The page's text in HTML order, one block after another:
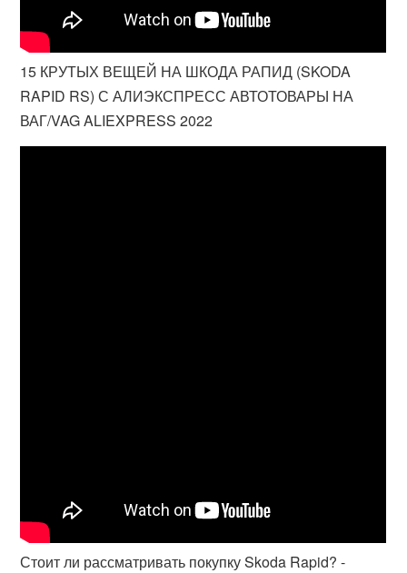
15 КРУТЫХ ВЕЩЕЙ НА ШКОДА РАПИД (SKODA
RAPID RS) С АЛИЭКСПРЕСС АВТОТОВАРЫ НА
ВАГ/VAG ALIEXPRESS 2022
Стоит ли рассматривать покупку Skoda Rapid? -